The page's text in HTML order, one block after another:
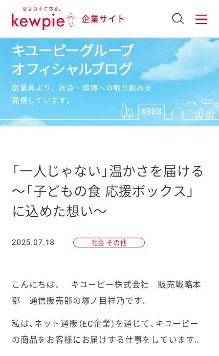
企業サイト
「一人じゃない」温かさを届ける
〜「子どもの食 応援ボックス」
に込めた想い〜
2025.07.18 社会 その他
こんにちは。 キユーピー株式会社 販売戦略本
部 通信販売部の塚ノ目祥乃です。
私は、ネット通販（EC企業）を通じて、キユーピー
の商品をお客様にお届けする仕事をしています。